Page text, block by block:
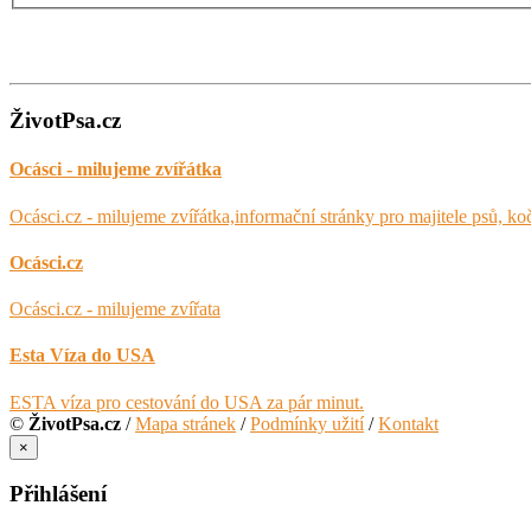
ŽivotPsa.cz
Ocásci - milujeme zvířátka
Ocásci.cz - milujeme zvířátka,informační stránky pro majitele psů,
Ocásci.cz
Ocásci.cz - milujeme zvířata
Esta Víza do USA
ESTA víza pro cestování do USA za pár minut.
© ŽivotPsa.cz /Mapa stránek /Podmínky užití/Kontakt
×
Přihlášení